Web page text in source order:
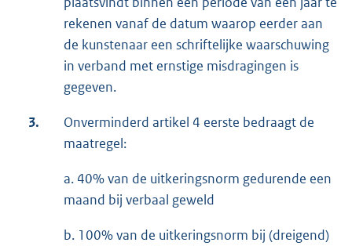
rekenen vanaf de datum waarop eerder aan
de kunstenaar een schriftelijke waarschuwing
in verband met ernstige misdragingen is
gegeven.
3.
Onverminderd artikel 4 eerste bedraagt de
maatregel:
a. 40% van de uitkeringsnorm gedurende een
maand bij verbaal geweld
b. 100% van de uitkeringsnorm bij (dreigend)